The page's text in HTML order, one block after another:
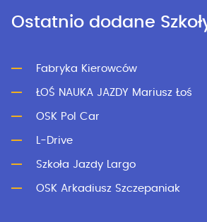
Ostatnio dodane
Fabryka Kierowców
ŁOŚ NAUKA JAZDY Mariusz Łoś
OSK Pol Car
L-Drive
Szkoła Jazdy Largo
OSK Arkadiusz Szczepaniak